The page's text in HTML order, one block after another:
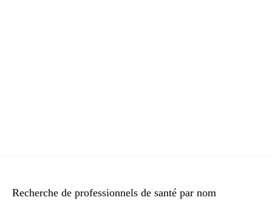
Recherche de professionnels de santé par nom